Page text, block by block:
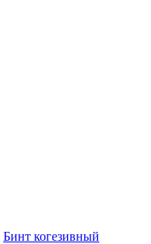
Бинт когезивный